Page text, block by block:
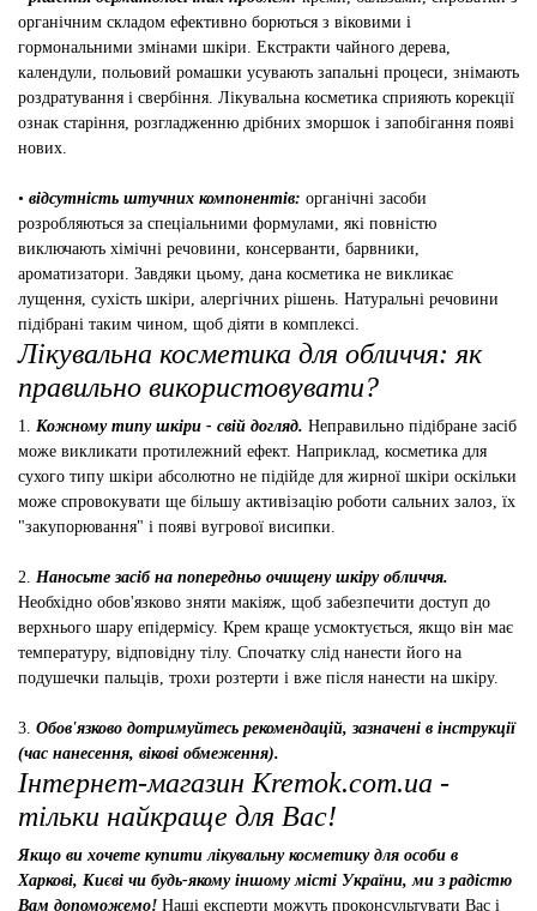
органічним складом ефективно борються з віковими і
гормональними змінами шкіри. Екстракти чайного дерева,
календули, польовий ромашки усувають запальні процеси, знімають
роздратування і свербіння. Лікувальна косметика сприяють корекції
ознак старіння, розгладженню дрібних зморшок і запобігання появі
нових.
• відсутність штучних компонентів: органічні засоби
розробляються за спеціальними формулами, які повністю
виключають хімічні речовини, консерванти, барвники,
ароматизатори. Завдяки цьому, дана косметика не викликає
лущення, сухість шкіри, алергічних рішень. Натуральні речовини
підібрані таким чином, щоб діяти в комплексі.
Лікувальна косметика для обличчя: як
правильно використовувати?
1. Кожному типу шкіри - свій догляд. Неправильно підібране засіб
може викликати протилежний ефект. Наприклад, косметика для
сухого типу шкіри абсолютно не підійде для жирної шкіри оскільки
може спровокувати ще більшу активізацію роботи сальних залоз, їх
"закупорювання" і появі вугрової висипки.
2.
Наносьте засіб на попередньо очищену шкіру обличчя.
Необхідно обов'язково зняти макіяж, щоб забезпечити доступ до
верхнього шару епідермісу. Крем краще усмоктується, якщо він має
температуру, відповідну тілу. Спочатку слід нанести його на
подушечки пальців, трохи розтерти і вже після нанести на шкіру.
3. Обов'язково дотримуйтесь рекомендацій, зазначені в інструкції
(час нанесення, вікові обмеження).
Інтернет-магазин Kremok.com.ua -
тільки найкраще для Вас!
Якщо ви хочете купити лікувальну косметику для особи в
Харкові, Києві чи будь-якому іншому місті України, ми з радістю
Вам допоможемо! Наші експерти можуть проконсультувати Вас і